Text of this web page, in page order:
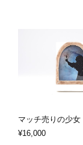
マッチ売りの少女
¥16,000